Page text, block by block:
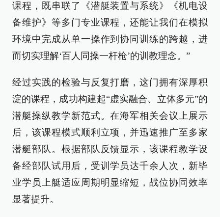
课程，既串联了《潜艇装置与系统》《机电设
备维护》等多门专业课程，还能让我们在模拟
环境中完成从单一操作到协同训练的跨越，进
而切实理解‘百人同操一杆枪’的训教理念。”
经过实践的检验与反复打磨，这门拥有深厚积
淀的课程，成功构建起“虚实融合、立体多元”的
潜艇操纵教学新范式。在海军相关会议上展示
后，该课程模式顺利立项，并迅速推广至多家
潜艇部队。根据部队反馈显示，该课程教学设
备经部队试用后，受训学员达千余人次，新毕
业学员上艇适应周期明显缩短，战位协同效率
显著提升。